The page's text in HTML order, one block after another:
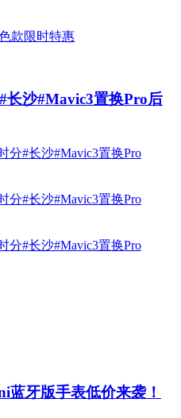
长沙#Mavic3置换Pro后
蓝牙版手表低价来袭！